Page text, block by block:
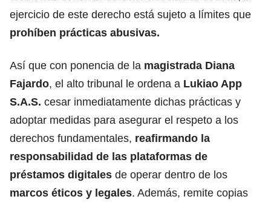
ejercicio de este derecho está sujeto a límites que
prohíben prácticas abusivas.
Así que con ponencia de la magistrada Diana
Fajardo, el alto tribunal le ordena a Lukiao App
S.A.S. cesar inmediatamente dichas prácticas y
adoptar medidas para asegurar el respeto a los
derechos fundamentales, reafirmando la
responsabilidad de las plataformas de
préstamos digitales de operar dentro de los
marcos éticos y legales. Además, remite copias